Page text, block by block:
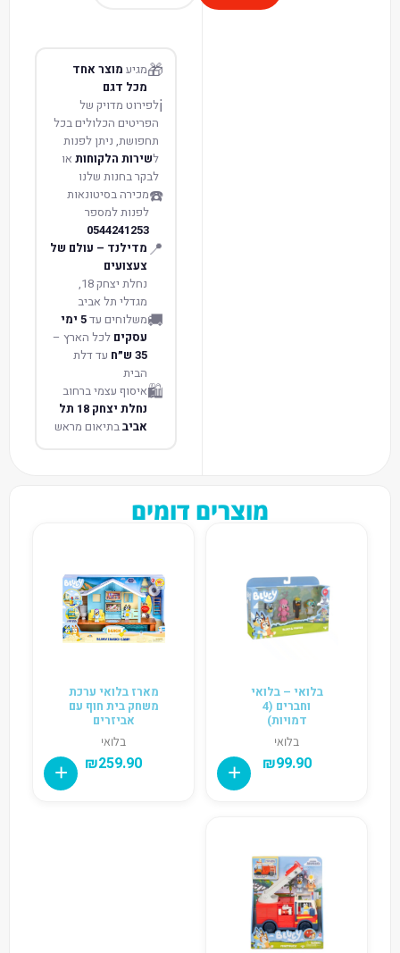
🎁מגיע מוצר אחד
מכל דגם
ℹ️לפירוט מדויק של
הפריטים הכלולים בכל
תחפושת, ניתן לפנות
לשירות הלקוחות או
לבקר בחנות שלנו
☎️מכירה בסיטונאות
לפנות למספר
0544241253
📍 מדילנד – עולם של
צעצועים
נחלת יצחק 18,
מגדלי תל אביב
🚚משלוחים עד 5 ימי
עסקים לכל הארץ –
35 ש״ח
עד דלת
הבית
🛍️איסוף עצמי ברחוב
נחלת יצחק 18 תל
אביבבתיאום מראש
מוצרים דומים
בלואי – בלואי
וחברים (4
דמויות)
בלואי
₪99.90
מארז בלואי ערכת
משחק בית חוף עם
אביזרים
בלואי
₪259.90